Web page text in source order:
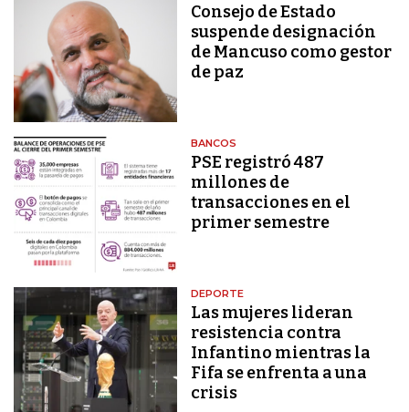
Consejo de Estado
suspende designación
de Mancuso como gestor
de paz
BANCOS
PSE registró 487
millones de
transacciones en el
primer semestre
DEPORTE
Las mujeres lideran
resistencia contra
Infantino mientras la
Fifa se enfrenta a una
crisis